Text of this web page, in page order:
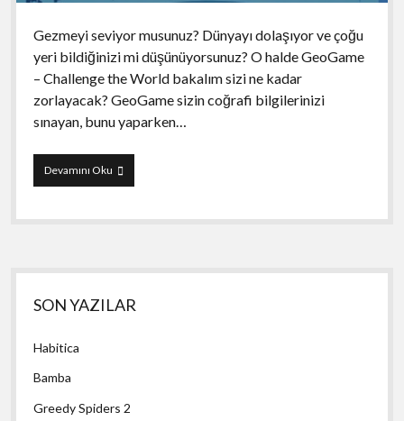
Gezmeyi seviyor musunuz? Dünyayı dolaşıyor ve çoğu
yeri bildiğinizi mi düşünüyorsunuz? O halde GeoGame
– Challenge the World bakalım sizi ne kadar
zorlayacak? GeoGame sizin coğrafi bilgilerinizi
sınayan, bunu yaparken…
Devamını OkuGeoGame
–
the
Yan
Menü
SON YAZILAR
Habitica
Bamba
Greedy Spiders 2